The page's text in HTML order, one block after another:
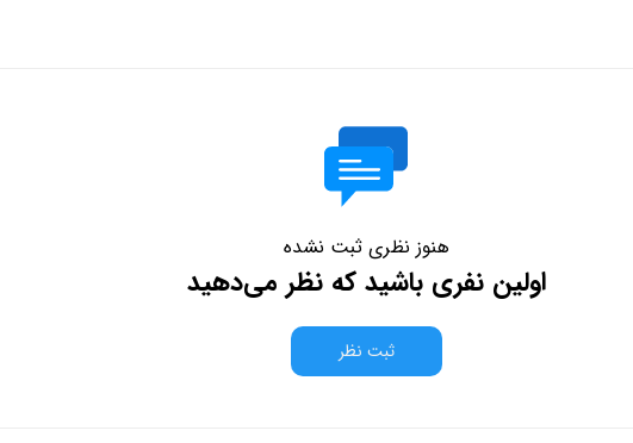
هنوز نظری ثبت نشده
اولین نفری باشید که نظر می‌دهید
ثبت نظر